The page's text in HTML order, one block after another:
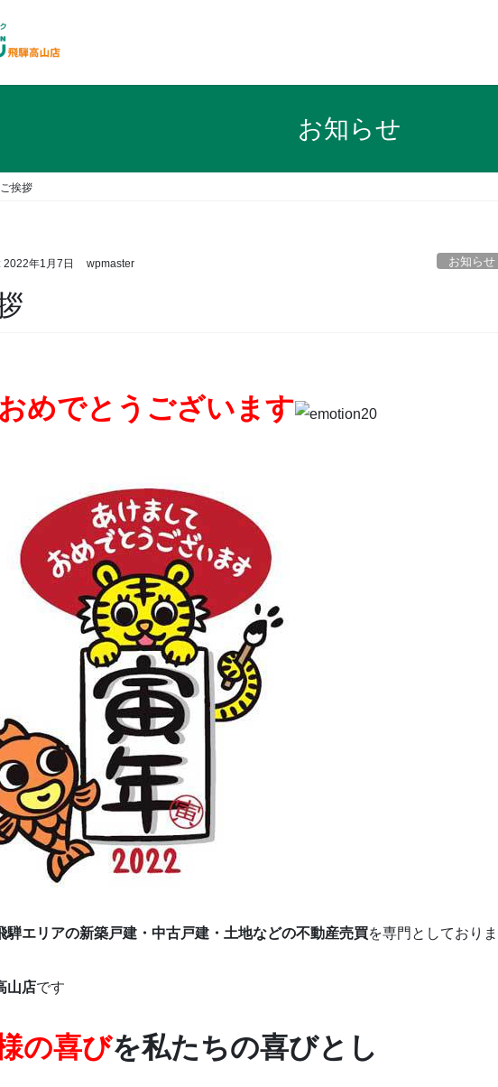
お知らせ
挨拶
2022年1月7日 wpmaster お知らせ
めでとうございます
騨エリアの新築戸建・中古戸建・土地などの不動産売買を専門としておりま
山店です
の喜びを私たちの喜びとし